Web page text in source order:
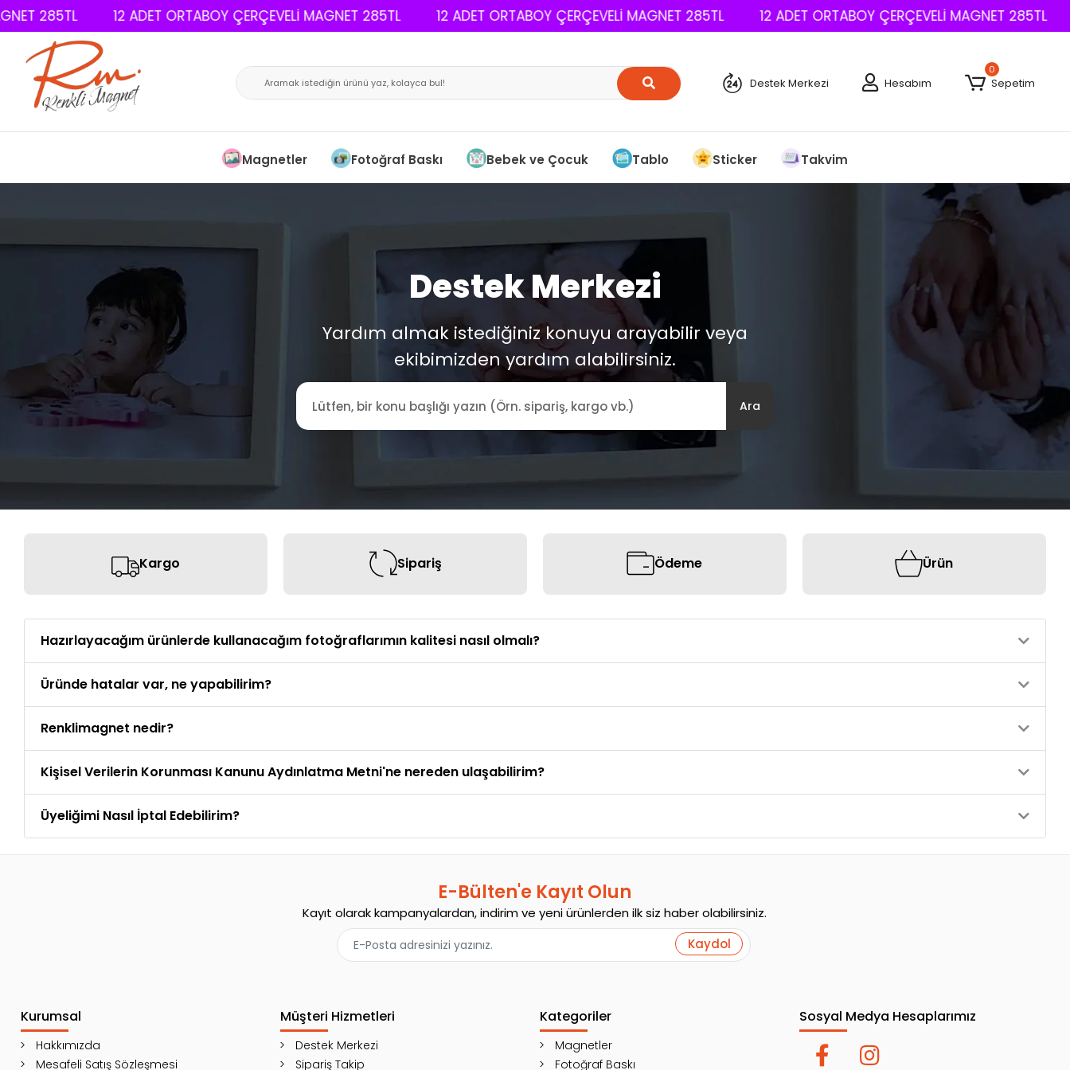
285TL 12 ADET ORTABOY ÇERÇEVELİ MAGNET 285TL 12 ADET ORTABOY ÇERÇEVELİ MAGNET 285TL 12 ADET ORTABOY ÇERÇEVELİ MAGNET 285TL
Destek Merkezi Hesabım
0
Sepetim
Magnetler Fotoğraf Baskı Bebek ve Çocuk Tablo Sticker Takvim
Destek Merkezi
Yardım almak istediğiniz konuyu arayabilir veya
ekibimizden yardım alabilirsiniz.
Ara
Kargo Sipariş Ödeme Ürün
Hazırlayacağım ürünlerde kullanacağım fotoğraflarımın kalitesi nasıl olmalı?
Üründe hatalar var, ne yapabilirim?
Renklimagnet nedir?
Kişisel Verilerin Korunması Kanunu Aydınlatma Metni'ne nereden ulaşabilirim?
Üyeliğimi Nasıl İptal Edebilirim?
E-Bülten'e Kayıt Olun
Kayıt olarak kampanyalardan, indirim ve yeni ürünlerden ilk siz haber olabilirsiniz.
Kaydol
Kurumsal
Hakkımızda
Mesafeli Satış Sözleşmesi
Müşteri Hizmetleri
Destek Merkezi
Sipariş Takip
Kategoriler
Magnetler
Fotoğraf Baskı
Sosyal Medya Hesaplarımız